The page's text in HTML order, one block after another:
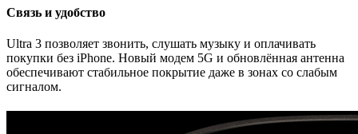
Связь и удобство
Ultra 3 позволяет звонить, слушать музыку и оплачивать
покупки без iPhone. Новый модем 5G и обновлённая антенна
обеспечивают стабильное покрытие даже в зонах со слабым
сигналом.